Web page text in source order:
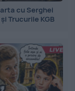
cu Serghei
Trucurile KGB